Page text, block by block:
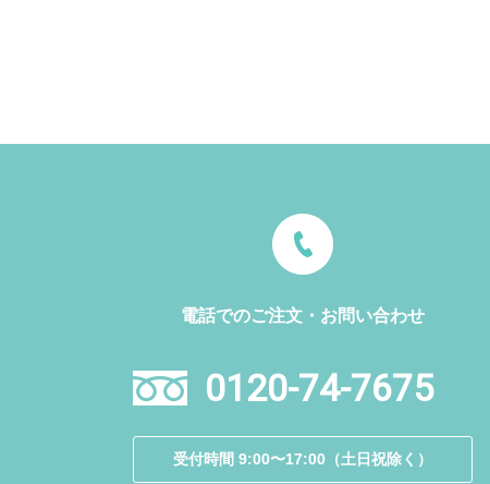
電話でのご注文・お問い合わせ
0120-74-7675
受付時間 9:00〜17:00（土日祝除く）